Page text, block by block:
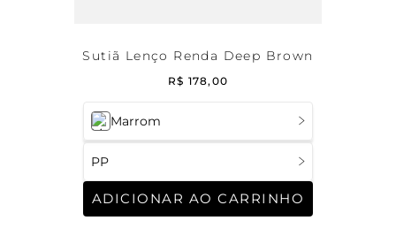
Marrom
PP
ADICIONAR AO CARRINHO
Sutiã Lenço Renda Deep Brown
R$ 178,00